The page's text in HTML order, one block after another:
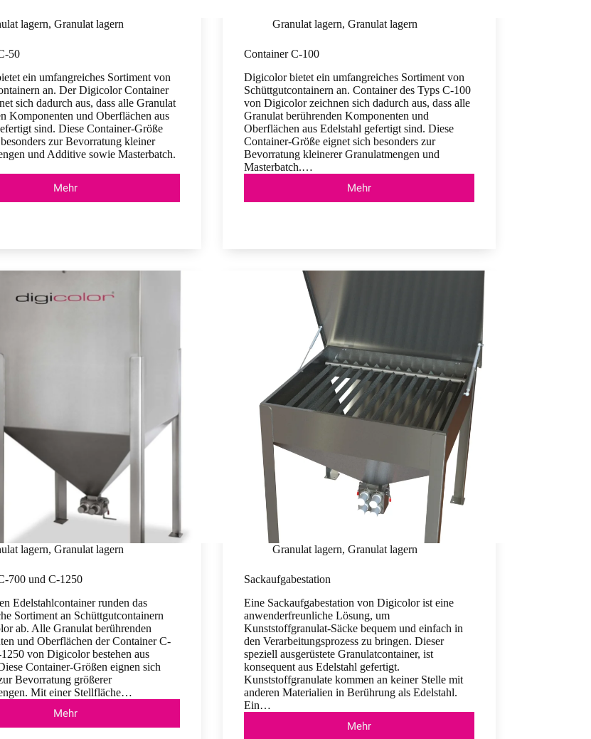
lagern,Granulat lagern
50
ein umfangreiches Sortiment von
an. Der Digicolor Container
sich dadurch aus, dass alle Granulat
Komponenten und Oberflächen aus
sind. Diese Container-Größe
zur Bevorratung kleiner
und Additive sowie Masterbatch.
Mehr
Container
C-
Granulat lagern,Granulat lagern
Container C-100
Digicolor bietet ein umfangreiches Sortiment von
Schüttgutcontainern an. Container des Typs C-100
von Digicolor zeichnen sich dadurch aus, dass alle
Granulat berührenden Komponenten und
Oberflächen aus Edelstahl gefertigt sind. Diese
Container-Größe eignet sich besonders zur
Bevorratung kleinerer Granulatmengen und
Masterbatch.…
Mehr
Container
C-
lagern,Granulat lagern
700 und C-1250
Edelstahlcontainer runden das
Sortiment an Schüttgutcontainern
ab. Alle Granulat berührenden
und Oberflächen der Container C-
von Digicolor bestehen aus
Container-Größen eignen sich
Bevorratung größerer
Mit einer Stellfläche…
Mehr
Container
C-
Granulat lagern,Granulat lagern
Sackaufgabestation
Eine Sackaufgabestation von Digicolor ist eine
anwenderfreunliche Lösung, um
Kunststoffgranulat-Säcke bequem und einfach in
den Verarbeitungsprozess zu bringen. Dieser
speziell ausgerüstete Granulatcontainer, ist
konsequent aus Edelstahl gefertigt.
Kunststoffgranulate kommen an keiner Stelle mit
anderen Materialien in Berührung als Edelstahl.
Ein…
Mehr
Sackaufgabestation